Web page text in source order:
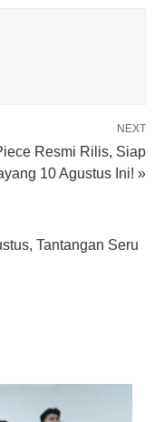
NEXT
Resmi Rilis, Siap
10 Agustus Ini! »
Tantangan Seru